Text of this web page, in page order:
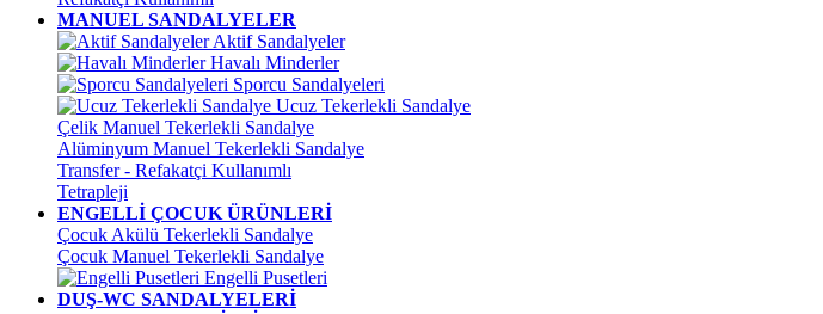
MANUEL SANDALYELER
Aktif Sandalyeler
Havalı Minderler
Sporcu Sandalyeleri
Ucuz Tekerlekli Sandalye
Çelik Manuel Tekerlekli Sandalye
Alüminyum Manuel Tekerlekli Sandalye
Transfer - Refakatçi Kullanımlı
Tetrapleji
ENGELLİ ÇOCUK ÜRÜNLERİ
Çocuk Akülü Tekerlekli Sandalye
Çocuk Manuel Tekerlekli Sandalye
Engelli Pusetleri
DUŞ-WC SANDALYELERİ